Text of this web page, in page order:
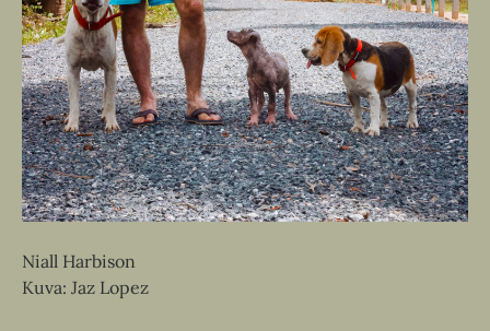
Niall Harbison
Kuva: Jaz Lopez